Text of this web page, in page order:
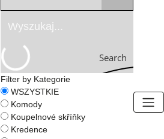
Search
Filter by Kategorie
WSZYSTKIE
Komody
Koupelnové skříňky
Kredence